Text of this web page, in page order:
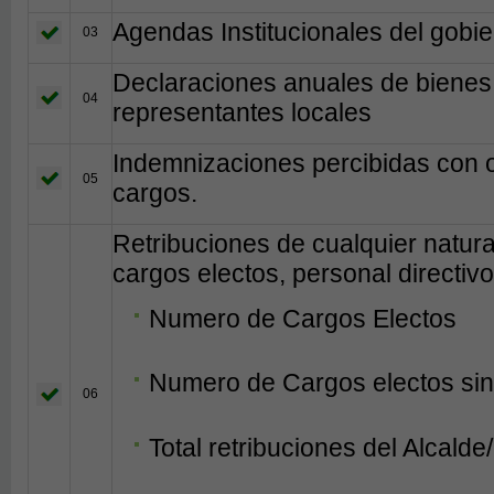
03 Agendas Institucionales del
04
Declaraciones anuales de
representantes locales
05
Indemnizaciones percibidas con
cargos.
06
Retribuciones de cualquier
cargos electos, personal
Numero de Cargos Electos
Numero de Cargos electos
Total retribuciones del